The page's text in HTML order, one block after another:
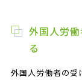
外国人労
る
外国人労働者の受